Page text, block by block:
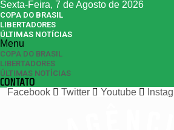
Sexta-Feira, 7 de Agosto de 2026
COPA DO BRASIL
LIBERTADORES
ÚLTIMAS NOTÍCIAS
Menu
COPA DO BRASIL
LIBERTADORES
ÚLTIMAS NOTÍCIAS
CONTATO
Facebook
Twitter Youtube